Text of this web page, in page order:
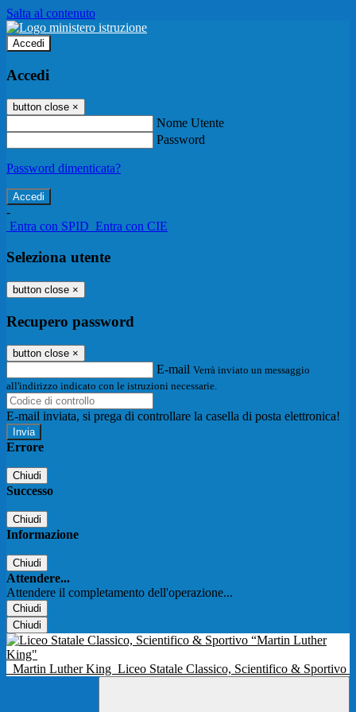
Salta al contenuto
Accedi
Accedi
button close ×
Nome Utente
Password
Password dimenticata?
-
Entra con SPID Entra con CIE
Seleziona utente
button close ×
Recupero password
button close ×
E-mail Verrà inviato un messaggio
all'indirizzo indicato con le istruzioni necessarie.
E-mail inviata, si prega di controllare la casella di posta elettronica!
Errore
Chiudi
Successo
Chiudi
Informazione
Chiudi
Attendere...
Attendere il completamento dell'operazione...
Chiudi
Chiudi
Martin Luther King Liceo Statale Classico, Scientifico & Sportivo